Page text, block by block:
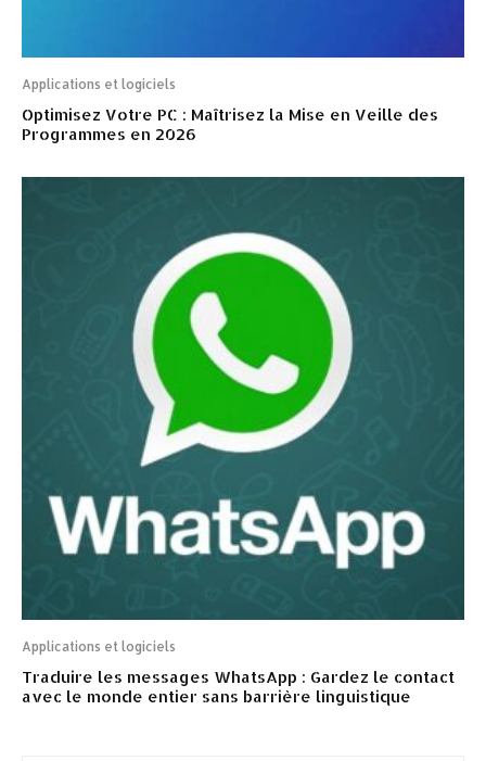
Applications et logiciels
Optimisez Votre PC : Maîtrisez la Mise en Veille des
Programmes en 2026
Applications et logiciels
Traduire les messages WhatsApp : Gardez le contact
avec le monde entier sans barrière linguistique